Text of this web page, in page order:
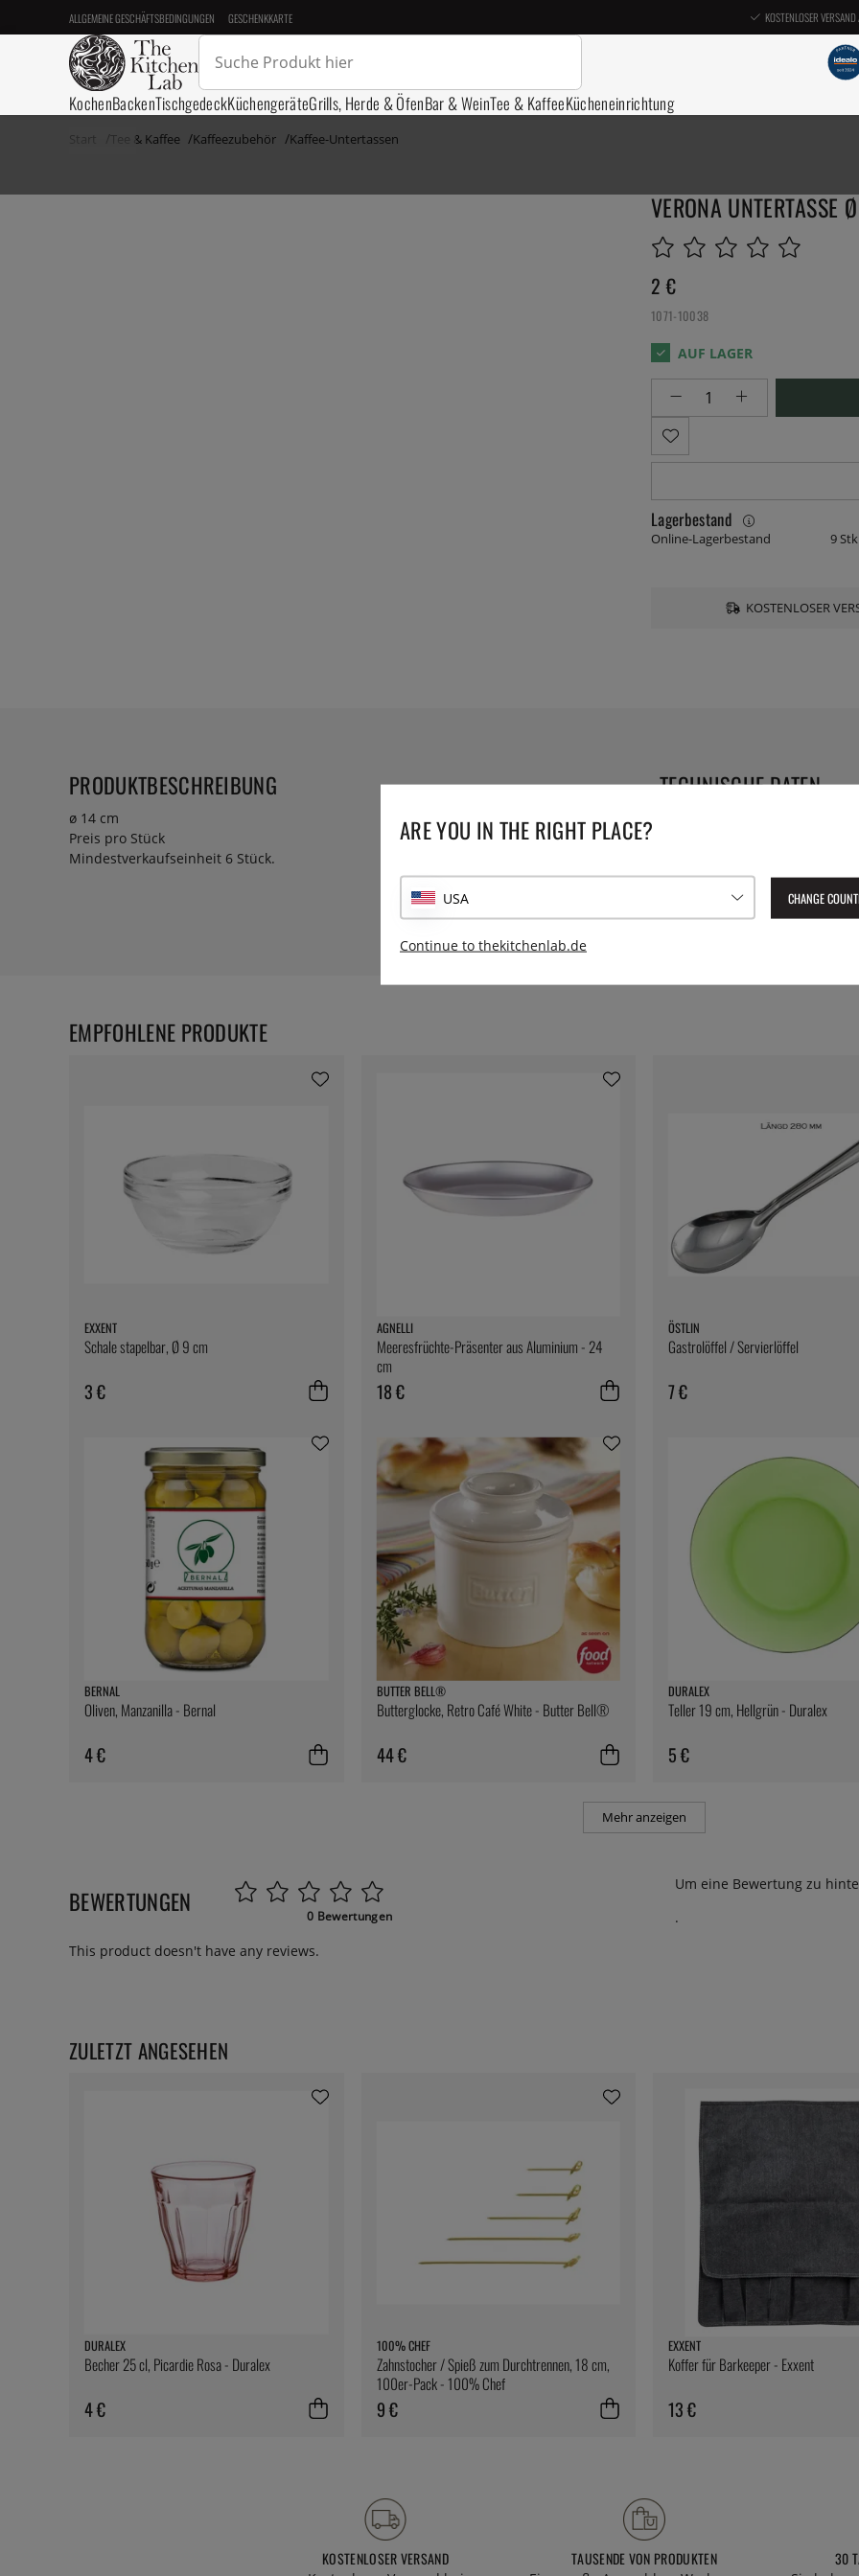
ALLGEMEINE GESCHÄFTSBEDINGUNGEN GESCHENKKARTE KOSTENLOSER
KochenBackenTischgedeckKüchengeräteGrills, Herde & ÖfenBar & WeinTee & KaffeeKücheneinrichtung
Start Tee & Kaffee Kaffeezubehör Kaffee-Untertassen
VERONA UNTERTASSE
2 €
1071-10038
Lagerbestand
Online-Lagerbestand 9
KOSTENLOSER
PRODUKTBESCHREIBUNG
ø 14 cm
Preis pro Stück
Mindestverkaufseinheit 6 Stück.
TECHNISCHE DATEN
7393107205120
EXXENT
Schale stapelbar, Ø 9 cm
3 €
AGNELLI
Meeresfrüchte-Präsenter aus Aluminium - 24
cm
18 €
ÖSTLIN
Gastrolöffel / Servierlöffel
7 €
BERNAL
Oliven, Manzanilla - Bernal
4 €
BUTTER BELL®
Butterglocke, Retro Café White - Butter Bell®
44 €
DURALEX
Teller 19 cm, Hellgrün - Duralex
5 €
Mehr anzeigen
EMPFOHLENE PRODUKTE
BEWERTUNGEN 0 Bewertungen
Um eine Bewertung zu
.
This product doesn't have any reviews.
ZULETZT ANGESEHEN
DURALEX
Becher 25 cl, Picardie Rosa - Duralex
4 €
100% CHEF
Zahnstocher / Spieß zum Durchtrennen, 18 cm,
100er-Pack - 100% Chef
9 €
EXXENT
Koffer für Barkeeper - Exxent
13 €
KOSTENLOSER VERSAND TAUSENDE VON PRODUKTEN 30
ARE YOU IN THE RIGHT PLACE?
USA CHANGE
Continue to thekitchenlab.de